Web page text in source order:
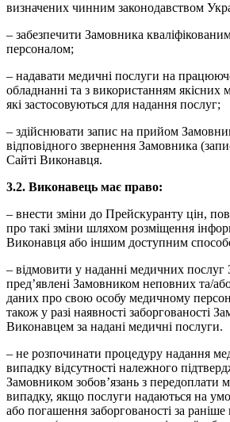
визначених чинним законодавством
– забезпечити Замовника
персоналом;
– надавати медичні послуги на
обладнанні та з використанням якісних
які застосовуються для надання послуг;
– здійснювати запис на прийом
відповідного звернення Замовника
Сайті Виконавця.
3.2. Виконавець має право:
– внести зміни до Прейскуранту цін,
про такі зміни шляхом розміщення
Виконавця або іншим доступним
– відмовити у наданні медичних
пред’явлені Замовником неповних та/
даних про свою особу медичному
також у разі наявності заборгованості
Виконавцем за надані медичні послуги.
– не розпочинати процедуру надання
випадку відсутності належного
Замовником зобов’язань з передоплати
випадку, якщо послуги надаються на
або погашення заборгованості за раніше